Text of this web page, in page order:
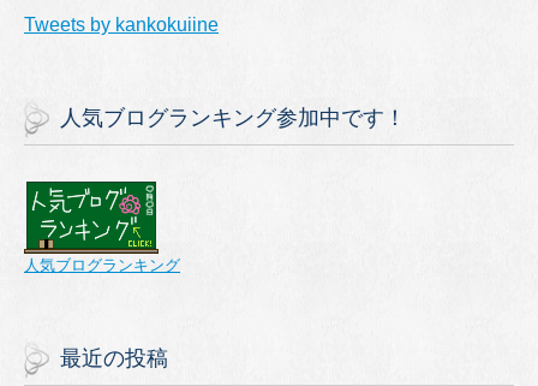
Tweets by kankokuiine
人気ブログランキング参加中です！
人気ブログランキング
最近の投稿